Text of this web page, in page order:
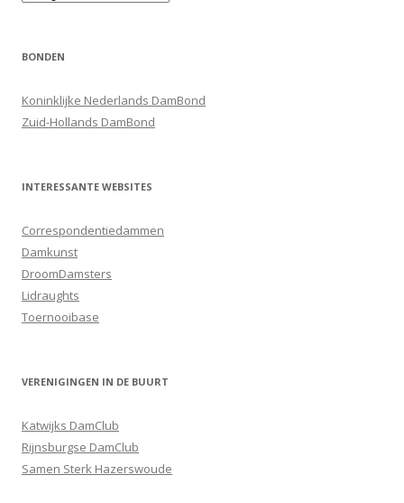
BONDEN
Koninklijke Nederlands DamBond
Zuid-Hollands DamBond
INTERESSANTE WEBSITES
Correspondentiedammen
Damkunst
DroomDamsters
Lidraughts
Toernooibase
VERENIGINGEN IN DE BUURT
Katwijks DamClub
Rijnsburgse DamClub
Samen Sterk Hazerswoude